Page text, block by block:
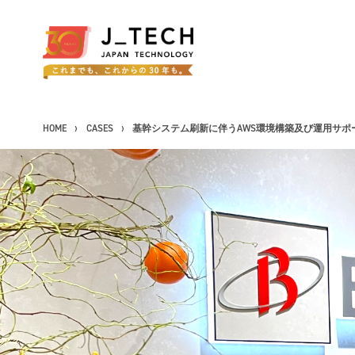
CONCEPT コンセプト
SERVICE 事業紹介
製品ソリューション
J's Works ERP
FLEXSCHE
HOME CASES 基幹システム刷新に伴うAWS環境構築及び運用サポ